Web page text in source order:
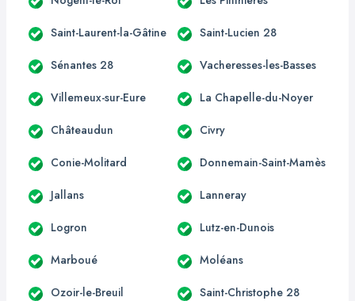
Saint-Laurent-la-Gâtine Saint-Lucien 28
Sénantes 28 Vacheresses-les-Basses
Villemeux-sur-Eure La Chapelle-du-Noyer
Châteaudun Civry
Conie-Molitard Donnemain-Saint-Mamès
Jallans Lanneray
Logron Lutz-en-Dunois
Marboué Moléans
Ozoir-le-Breuil Saint-Christophe 28